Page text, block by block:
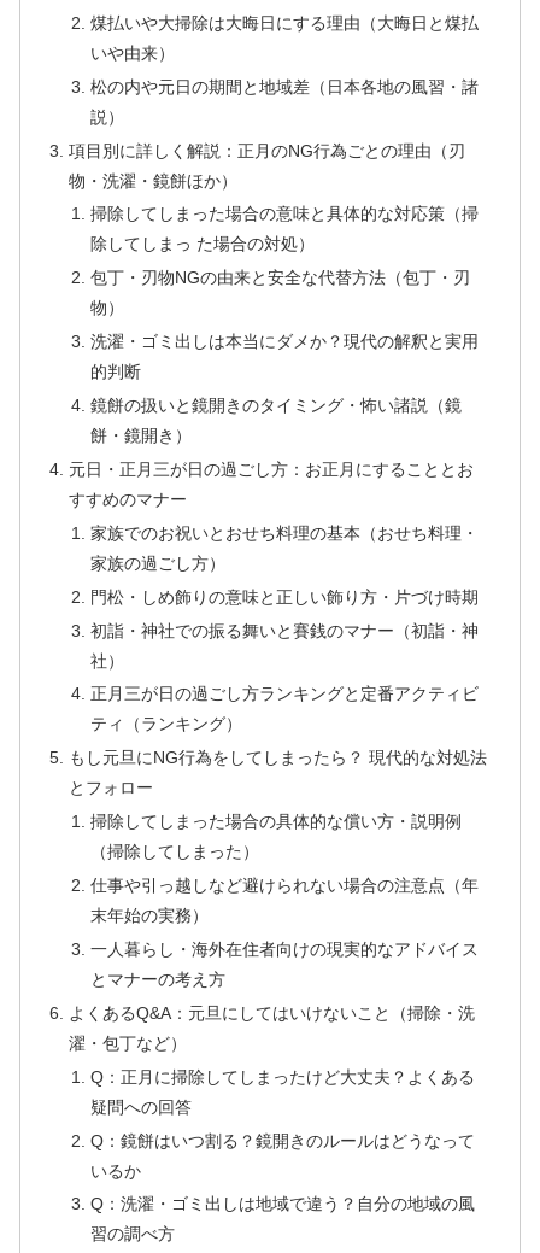
煤払いや大掃除は大晦日にする理由（大晦日と煤払
いや由来）
松の内や元日の期間と地域差（日本各地の風習・諸
説）
項目別に詳しく解説：正月のNG行為ごとの理由（刃
物・洗濯・鏡餅ほか）
掃除してしまった場合の意味と具体的な対応策（掃
除してしまっ た場合の対処）
包丁・刃物NGの由来と安全な代替方法（包丁・刃
物）
洗濯・ゴミ出しは本当にダメか？現代の解釈と実用
的判断
鏡餅の扱いと鏡開きのタイミング・怖い諸説（鏡
餅・鏡開き）
元日・正月三が日の過ごし方：お正月にすることとお
すすめのマナー
家族でのお祝いとおせち料理の基本（おせち料理・
家族の過ごし方）
門松・しめ飾りの意味と正しい飾り方・片づけ時期
初詣・神社での振る舞いと賽銭のマナー（初詣・神
社）
正月三が日の過ごし方ランキングと定番アクティビ
ティ（ランキング）
もし元旦にNG行為をしてしまったら？ 現代的な対処法
とフォロー
掃除してしまった場合の具体的な償い方・説明例
（掃除してしまった）
仕事や引っ越しなど避けられない場合の注意点（年
末年始の実務）
一人暮らし・海外在住者向けの現実的なアドバイス
とマナーの考え方
よくあるQ&A：元旦にしてはいけないこと（掃除・洗
濯・包丁など）
Q：正月に掃除してしまったけど大丈夫？よくある
疑問への回答
Q：鏡餅はいつ割る？鏡開きのルールはどうなって
いるか
Q：洗濯・ゴミ出しは地域で違う？自分の地域の風
習の調べ方